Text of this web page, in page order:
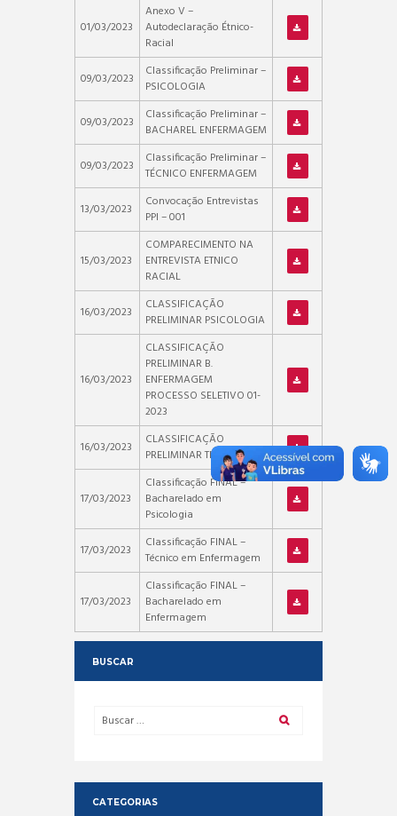
01/03/2023
Anexo V –
Autodeclaração Étnico-
Racial
09/03/2023
Classificação Preliminar –
PSICOLOGIA
09/03/2023
Classificação Preliminar –
BACHAREL ENFERMAGEM
09/03/2023
Classificação Preliminar –
TÉCNICO ENFERMAGEM
13/03/2023
Convocação Entrevistas
PPI – 001
15/03/2023
COMPARECIMENTO NA
ENTREVISTA ETNICO
RACIAL
16/03/2023
CLASSIFICAÇÃO
PRELIMINAR PSICOLOGIA
16/03/2023
CLASSIFICAÇÃO
PRELIMINAR B.
ENFERMAGEM
PROCESSO SELETIVO 01-
2023
16/03/2023
CLASSIFICAÇÃO
PRELIMINAR TE. ENF.
17/03/2023
Classificação FINAL –
Bacharelado em
Psicologia
17/03/2023
Classificação FINAL –
Técnico em Enfermagem
17/03/2023
Classificação FINAL –
Bacharelado em
Enfermagem
BUSCAR
CATEGORIAS